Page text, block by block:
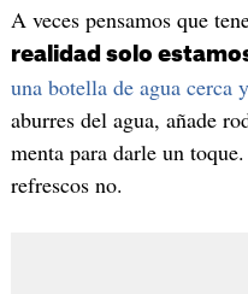
A veces pensamos que
realidad solo
una botella de agua cerca
aburres del agua, añade
menta para darle un
refrescos no.